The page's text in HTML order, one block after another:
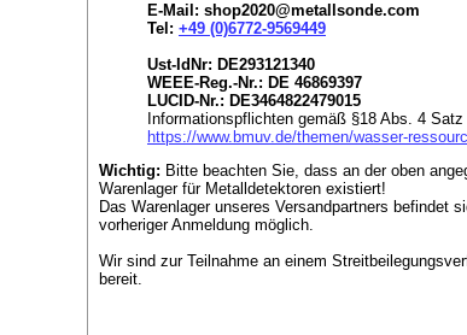
E-Mail: shop2020@metallsonde.com
Tel: +49 (0)6772-9569449
Ust-IdNr: DE293121340
WEEE-Reg.-Nr.: DE 46869397
LUCID-Nr.: DE3464822479015
Informationspflichten gemäß §18 Abs. 4
https://www.bmuv.de/themen/wasser-
Wichtig: Bitte beachten Sie, dass an der oben
Warenlager für Metalldetektoren existiert!
Das Warenlager unseres Versandpartners befindet
vorheriger Anmeldung möglich.
Wir sind zur Teilnahme an einem
bereit.